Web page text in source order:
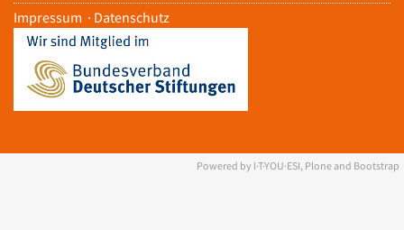
Impressum · Datenschutz
Powered by I·T·YOU·ESI, Plone and Bootstrap